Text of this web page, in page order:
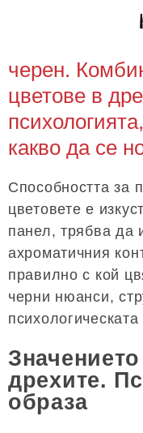
черен.
цветове в
какво да се
Способността за
цветовете е
панел, трябва да
ахроматичния
правилно с кой
черни нюанси,
дрехите.
образа